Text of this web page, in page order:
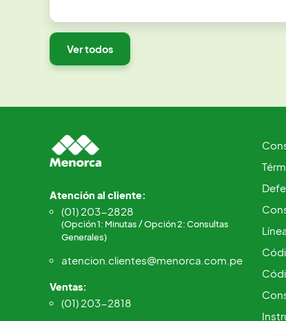
Ver todos
Atención al cliente:
(01) 203-2828
(Opción 1: Minutas / Opción 2: Consultas
Generales)
atencion.clientes@menorca.com.pe
Ventas:
(01) 203-2818